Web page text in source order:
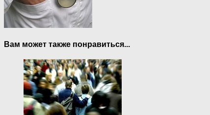
Вам может также понравиться...